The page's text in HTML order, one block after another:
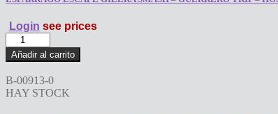
Login see prices
ESPARRAGO
ESCAPE
GILERA
SMASH
-
GUERRERO
Añadir al carrito
B-00913-0
HAY STOCK